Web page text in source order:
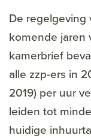
De regelgeving
komende jaren
kamerbrief
alle zzp-ers in
2019) per uur
leiden tot
huidige